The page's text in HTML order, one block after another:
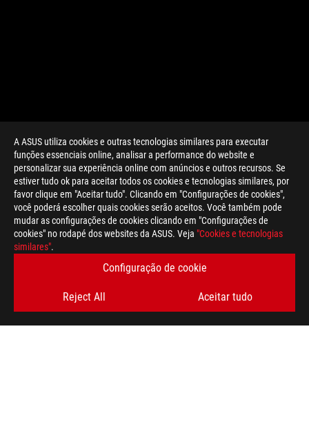
A ASUS utiliza cookies e outras tecnologias similares para executar
funções essenciais online, analisar a performance do website e
personalizar sua experiência online com anúncios e outros recursos. Se
estiver tudo ok para aceitar todos os cookies e tecnologias similares, por
favor clique em "Aceitar tudo". Clicando em "Configurações de cookies",
você poderá escolher quais cookies serão aceitos. Você também pode
mudar as configurações de cookies clicando em "Configurações de
cookies" no rodapé dos websites da ASUS. Veja "Cookies e tecnologias
similares".
Configuração de cookie
Reject All Aceitar tudo
> GAMING ARTICLES > PC MODS
OBTENHA AS ÚLTIMAS OFERTAS E MUITO MAIS